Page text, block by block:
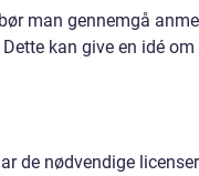
man gennemgå
kan give en idé
de nødvendige